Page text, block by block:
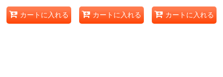
カートに入れる カートに入れる カートに入れる